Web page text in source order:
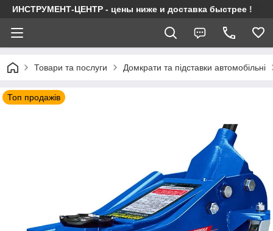
ИНСТРУМЕНТ-ЦЕНТР - цены ниже и доставка быстрее !
Товари та послуги Домкрати та підставки автомобільні
Топ продажів